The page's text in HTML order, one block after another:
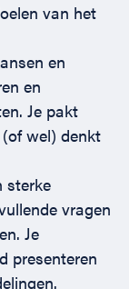
van het
en
en
Je pakt
wel) denkt
sterke
vragen
Je
presenteren